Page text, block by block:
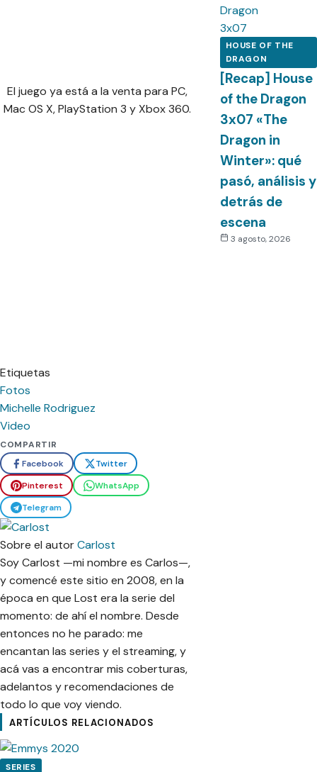
El juego ya está a la venta para PC,
Mac OS X, PlayStation 3 y Xbox 360.
Etiquetas
Fotos
Michelle Rodriguez
Video
COMPARTIR
Facebook
Twitter
Pinterest
WhatsApp
Telegram
Sobre el autorCarlost
Soy Carlost —mi nombre es Carlos—,
y comencé este sitio en 2008, en la
época en que Lost era la serie del
momento: de ahí el nombre. Desde
entonces no he parado: me
encantan las series y el streaming, y
acá vas a encontrar mis coberturas,
adelantos y recomendaciones de
todo lo que voy viendo.
ARTÍCULOS RELACIONADOS
SERIES
HOUSE OF THE
DRAGON
[Recap] House
of the Dragon
3x07 «The
Dragon in
Winter»: qué
pasó, análisis y
detrás de
escena
3 agosto, 2026